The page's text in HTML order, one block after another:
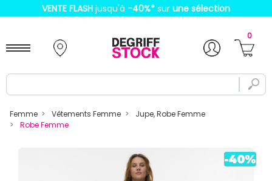
VENTE FLASH jusqu'à -40%* sur une sélection
0
Femme Vêtements Femme
Jupe, Robe Femme
Robe Femme